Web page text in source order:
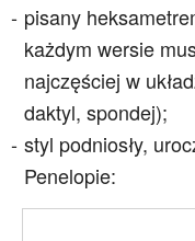
pisany
każdym wersie
najczęściej w
daktyl, spondej);
styl podniosły,
Penelopie: